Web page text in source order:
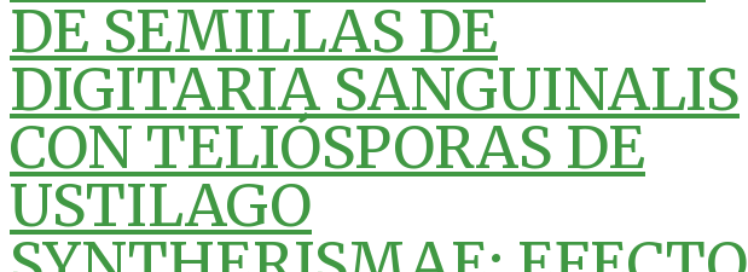
DE SEMILLAS DE
DIGITARIA SANGUINALIS
CON TELIÓSPORAS DE
USTILAGO